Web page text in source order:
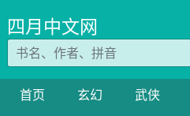
四月中文网
首页 玄幻 武侠